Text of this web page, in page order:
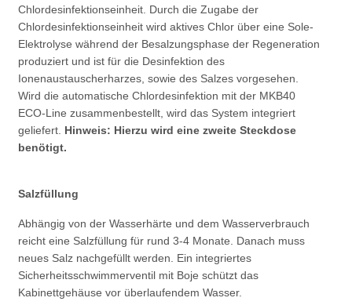
Chlordesinfektionseinheit. Durch die Zugabe der
Chlordesinfektionseinheit wird aktives Chlor über eine Sole-
Elektrolyse während der Besalzungsphase der Regeneration
produziert und ist für die Desinfektion des
Ionenaustauscherharzes, sowie des Salzes vorgesehen.
Wird die automatische Chlordesinfektion mit der MKB40
ECO-Line zusammenbestellt, wird das System integriert
geliefert. Hinweis: Hierzu wird eine zweite Steckdose
benötigt.
Salzfüllung
Abhängig von der Wasserhärte und dem Wasserverbrauch
reicht eine Salzfüllung für rund 3-4 Monate. Danach muss
neues Salz nachgefüllt werden. Ein integriertes
Sicherheitsschwimmerventil mit Boje schützt das
Kabinettgehäuse vor überlaufendem Wasser.